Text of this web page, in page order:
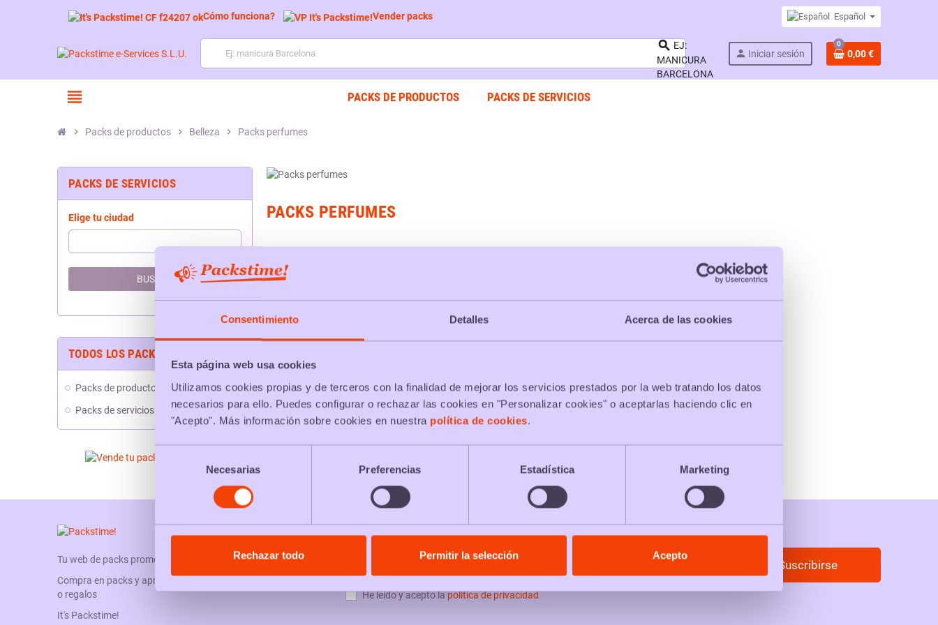
Consentimiento Detalles Acerca de las cookies
Esta página web usa cookies
Utilizamos cookies propias y de terceros con la finalidad de mejorar los servicios prestados por la web tratando los datos
necesarios para ello. Puedes configurar o rechazar las cookies en "Personalizar cookies" o aceptarlas haciendo clic en
"Acepto". Más información sobre cookies en nuestra política de cookies.
Selección
consentimiento
Necesarias Preferencias Estadística Marketing
Rechazar todo Permitir la selección Acepto
Cómo funciona? Vender packs Español
 EJ:
MANICURA
BARCELONA
person Iniciar sesión
0
0,00 €
view_headline PACKS DE PRODUCTOS PACKS DE SERVICIOS
chevron_right Packs de productos chevron_right Belleza chevron_right Packs perfumes
PACKS DE SERVICIOS
Elige tu ciudad
BUSCAR
TODOS LOS PACKS
Packs de productos
Packs de servicios
PACKS PERFUMES
Tu web de packs promocionales
Compra en packs y aprovecha sus ventajas, descuentos
o regalos
It's Packstime!
Suscribirse
He leído y acepto lapolítica de privacidad